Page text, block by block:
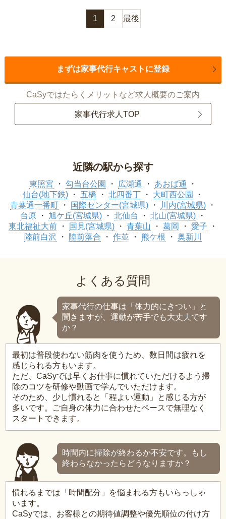
1 2 最後
まずは家事代行キャストに登録
CaSyではたらくメリットなど求人概要のご案内
家事代行求人TOP
近隣の駅から探す
東照宮 勾当台公園 広瀬通
あおば通
仙台(地下鉄)
五橋 北四番丁
大町西公園
青葉通一番町
国際センター(宮城県)
川内(宮城県)
台原
旭ケ丘(宮城県) 北仙台
北山(宮城県)
東北福祉大前
国見(宮城県) 青葉山 葛岡
愛子
陸前白沢
陸前落合 作並 熊ケ根 奥新川
よくある質問
家事代行の仕事は「体力的にきつい」と
聞きますが、運動が苦手でも大丈夫です
か？
最初は普段使わない筋肉を使うため、数日間は疲れを
感じられる方もいます。
ただ、CaSyでは早くお仕事に慣れていただけるよう掃
除のコツを研修や動画で学んでいただけます。
そのため、少し慣れると「程よい運動」と感じる方が
多いです。ご自身の体力に合わせたペースで無理なく
スタートできます。
時間内に掃除が終わるか不安です。もし
終わらなかったらどうなりますか？
慣れるまでは「時間配分」を悩まれる方もいらっしゃ
います。
CaSyでは、お客様との期待値調整や優先順位の付け方